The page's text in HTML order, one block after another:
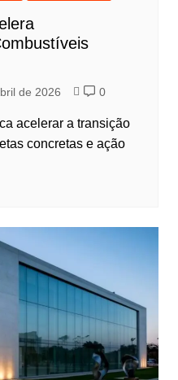
de 2026 0
acelerar a transição
concretas e ação